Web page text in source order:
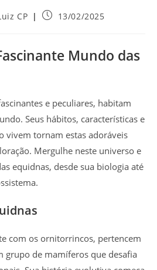
CP
Post13/02/2025
Mundo das
e peculiares, habitam
Seus hábitos, características e
vivem tornam estas adoráveis
Mergulhe neste universo e
equidnas, desde sua biologia até
com os ornitorrincos, pertencem
grupo de mamíferos que desafia